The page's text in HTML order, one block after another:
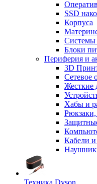
SSD
Корпуса
Системы
Блоки
Периферия и
3D
Сетевое
Жесткие
Хабы и
Кабели
Техника Dyson